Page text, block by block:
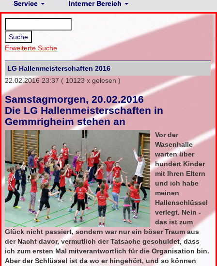
Service Interner Bereich
Erweiterte Suche
LG Hallenmeisterschaften 2016
22.02.2016 23:37 ( 10123 x gelesen )
Samstagmorgen, 20.02.2016
Die LG Hallenmeisterschaften in
Gemmrigheim stehen an
Vor der
Wasenhalle
warten über
hundert Kinder
mit Ihren Eltern
und ich habe
meinen
Hallenschlüssel
verlegt. Nein -
das ist zum
Glück nicht passiert, sondern war nur ein böser Traum aus
der Nacht davor, vermutlich der Tatsache geschuldet, dass
ich zum ersten Mal mitverantwortlich für die Organisation bin.
Aber der Schlüssel ist da wo er hingehört, und so können